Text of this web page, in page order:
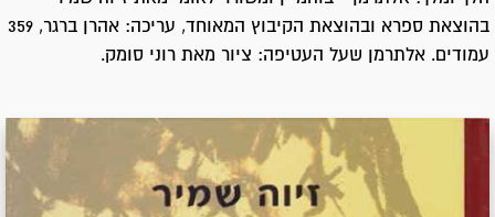
בהוצאת ספרא ובהוצאת הקיבוץ המאוחד, עריכה: אהרן ברגר, 359
עמודים. אלתרמן שעל העטיפה: ציור מאת רוני סומק.